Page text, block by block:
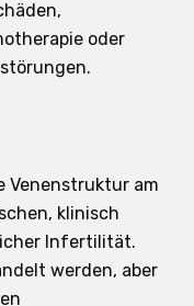
oder
Venenstruktur am
klinisch
Infertilität.
werden, aber